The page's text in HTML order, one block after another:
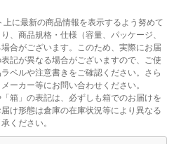
に最新の商品情報を表示するよう努めて
、商品規格・仕様（容量、パッケージ、
合がございます。このため、実際にお届
記が異なる場合がございますので、ご使
ベルや注意書きをご確認ください。さら
ーカー等にお問い合わせください。
箱」の表記は、必ずしも箱でのお届けを
け形態は倉庫の在庫状況等により異なる
ください。